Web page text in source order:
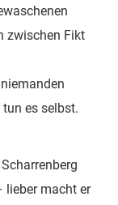
zwischen Fikt
es selbst.
lieber macht er